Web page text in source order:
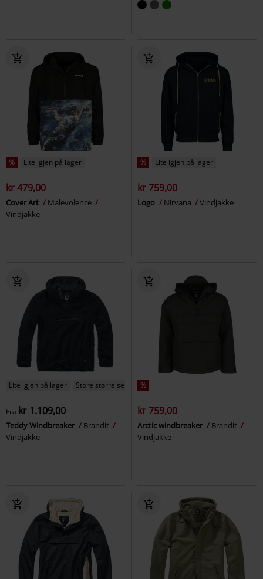
% Lite igjen på lager
kr 479,00
Cover Art
Malevolence
Vindjakke
% Lite igjen på lager
kr 759,00
Logo Nirvana Vindjakke
Lite igjen på lager Store størrelser
Fra kr 1.109,00
Teddy Windbreaker
Brandit
Vindjakke
%
kr 759,00
Arctic windbreaker
Brandit
Vindjakke